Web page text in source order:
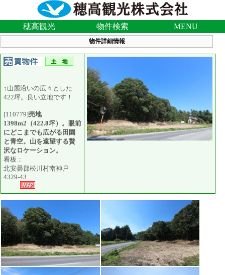
穂高観光 物件検索 MENU
物件詳細情報
↑山麓沿いの広々とした
422坪。良い立地です！
[110779]売地
1398m2（422.8坪）。眼前
にどこまでも広がる田園
と青空。山を遠望する贅
沢なロケーション。
看板：
北安曇郡松川村南神戸
4329-43